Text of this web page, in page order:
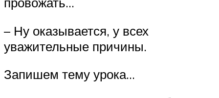
– Ну оказывается, у всех
уважительные причины.
Запишем тему урока…